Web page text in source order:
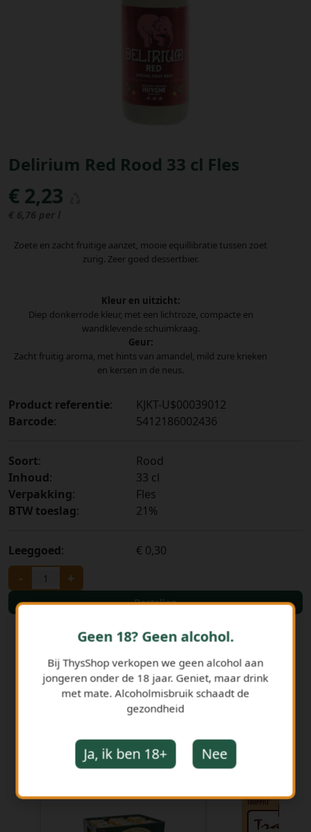
Delirium Red Rood 33 cl Fles
€ 2,23
€ 6,76 per l
Zoete en zacht fruitige aanzet, mooie equillibratie tussen zoet
zurig. Zeer goed dessertbier.
Kleur en uitzicht:
Diep donkerrode kleur, met een lichtroze, compacte en
wandklevende schuimkraag.
Geur:
Zacht fruitig aroma, met hints van amandel, mild zure krieken
en kersen in de neus.
Product referentie:
KJKT-U$00039012
Barcode: 5412186002436
Soort:
Rood
Inhoud:
33 cl
Verpakking:
Fles
BTW toeslag: 21%
Leeggoed: € 0,30
- +
Bestellen
GERELATEERDE PRODUCTEN
Geen 18? Geen alcohol.
Bij ThysShop verkopen we geen alcohol aan
jongeren onder de 18 jaar. Geniet, maar drink
met mate. Alcoholmisbruik schaadt de
gezondheid
Ja, ik ben 18+ Nee